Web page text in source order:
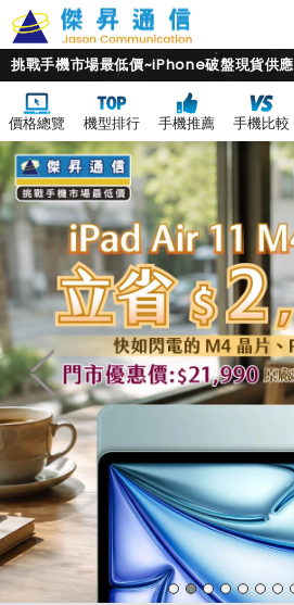
挑戰手機市場最低價~iPhone破盤現貨供應
價格總覽 機型排行 手機推薦 手機比較